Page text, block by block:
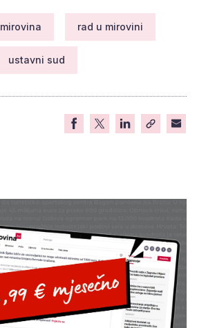
mirovina rad u mirovini
ustavni sud